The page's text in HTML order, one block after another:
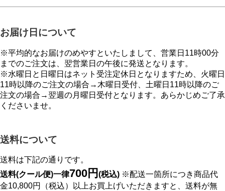
お届け日について
※平均的なお届けのめやすといたしまして、営業日11時00分
までのご注文は、翌営業日の午後に発送となります。
※水曜日と日曜日はネット受注定休日となりますため、火曜日
11時以降のご注文の場合→木曜日受付、土曜日11時以降のご
注文の場合→翌週の月曜日受付となります。あらかじめご了承
くださいませ。
送料について
送料は下記の通りです。
送料(クール便)一律700円 (税込) ※配送一箇所につき商品代
金10,800円（税込）以上お買上げいただきますと、送料が無